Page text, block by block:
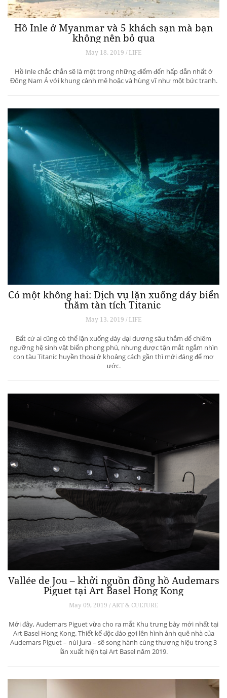
Hồ Inle ở Myanmar và 5 khách sạn mà bạn
không nên bỏ qua
May 18, 2019 / LIFE
Hồ Inle chắc chắn sẽ là một trong những điểm đến hấp dẫn nhất ở
Đông Nam Á với khung cảnh mê hoặc và hùng vĩ như một bức tranh.
Có một không hai: Dịch vụ lặn xuống đáy biển
thăm tàn tích Titanic
May 13, 2019 / LIFE
Bất cứ ai cũng có thể lặn xuống đáy đại dương sâu thẳm để chiêm
ngưỡng hệ sinh vật biển phong phú, nhưng được tận mắt ngắm nhìn
con tàu Titanic huyền thoại ở khoảng cách gần thì mới đáng để mơ
ước.
Vallée de Jou – khởi nguồn đồng hồ Audemars
Piguet tại Art Basel Hong Kong
May 09, 2019 / ART & CULTURE
Mới đây, Audemars Piguet vừa cho ra mắt Khu trưng bày mới nhất tại
Art Basel Hong Kong. Thiết kế độc đáo gợi lên hình ảnh quê nhà của
Audemars Piguet – núi Jura – sẽ song hành cùng thương hiệu trong 3
lần xuất hiện tại Art Basel năm 2019.